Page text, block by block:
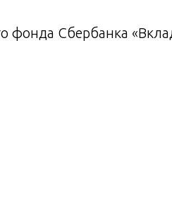
фонда Сбербанка